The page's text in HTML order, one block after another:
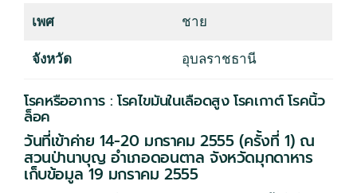
เพศ ชาย
จังหวัด อุบลราชธานี
โรคหรืออาการ : โรคไขมันในเลือดสูง โรคเกาต์ โรคนิ้ว
ล็อค
วันที่เข้าค่าย 14-20 มกราคม 2555 (ครั้งที่ 1) ณ
สวนป่านาบุญ อำเภอดอนตาล จังหวัดมุกดาหาร
เก็บข้อมูล 19 มกราคม 2555